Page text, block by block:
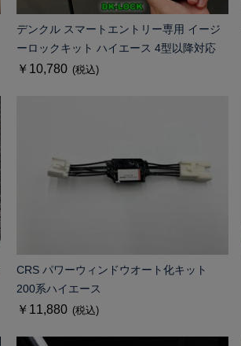
デンクル スマートエントリー専用 イージ
ーロックキット ハイエース 4型以降対応
￥10,780 (税込)
CRS パワーウィンドウオート化キット
200系ハイエース
￥11,880 (税込)